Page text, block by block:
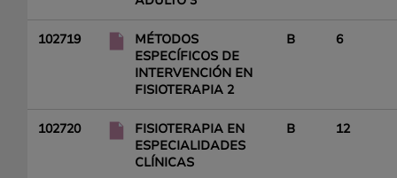
102719
MÉTODOS
ESPECÍFICOS DE
INTERVENCIÓN EN
FISIOTERAPIA 2
B 6
102720
FISIOTERAPIA EN
ESPECIALIDADES
CLÍNICAS
B 12